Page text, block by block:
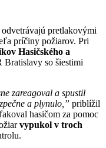
pretlakovými
príčiny požiarov. Pri
Hasičského a
Bratislavy so šiestimi
zareagoval a spustil
a plynulo,” priblížil
hasičom za pomoc
vypukol v troch